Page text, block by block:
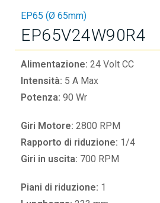
EP65 (Ø 65mm)
EP65V24W90R4
Alimentazione: 24 Volt CC
Intensità: 5 A Max
Potenza: 90 Wr
Giri Motore: 2800 RPM
Rapporto di riduzione: 1/4
Giri in uscita: 700 RPM
Piani di riduzione: 1